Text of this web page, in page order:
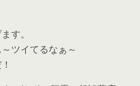
す。
ツイてるなぁ～